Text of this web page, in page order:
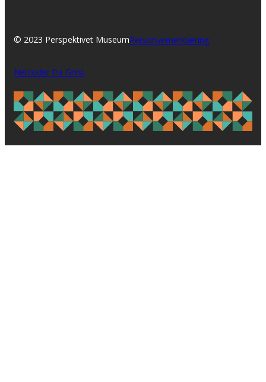
© 2023 Perspektivet MuseumPersonvernerklæring
Nettsider fra Gnist